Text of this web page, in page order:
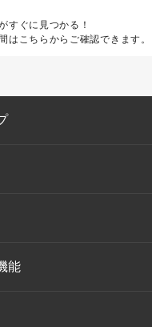
すぐに見つかる！
はこちらからご確認できます。
能